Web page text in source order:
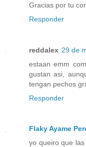
Gracias por tu
Responder
reddalex 29 de
estaan emm
gustan asi,
tengan pechos
Responder
Flaky Ayame
yo queiro que